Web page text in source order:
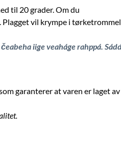
til 20 grader. Om du
vil krympe i
iige veaháge rahppá.
garanterer at varen er laget av